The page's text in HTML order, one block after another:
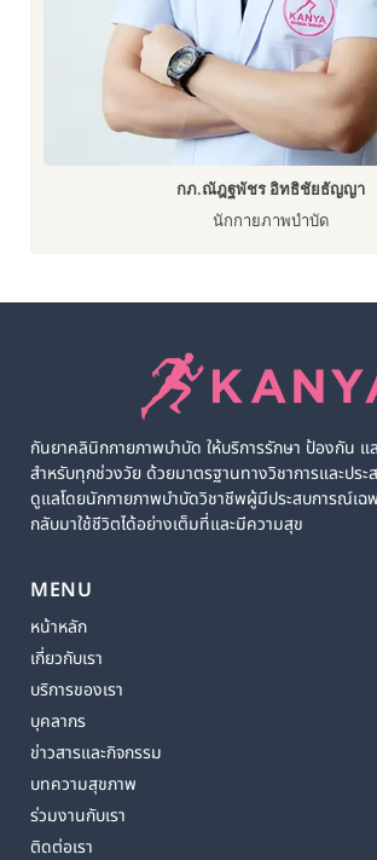
กภ.ณัฎฐพัชร อิทธิชัยธัญญา
นักกายภาพบำบัด
กันยาคลินิกกายภาพบำบัด ให้บริการรักษา ป้องกัน แ
สำหรับทุกช่วงวัย ด้วยมาตรฐานทางวิชาการและปร
ดูแลโดยนักกายภาพบำบัดวิชาชีพผู้มีประสบการณ์เฉ
กลับมาใช้ชีวิตได้อย่างเต็มที่และมีความสุข
MENU
หน้าหลัก
เกี่ยวกับเรา
บริการของเรา
บุคลากร
ข่าวสารและกิจกรรม
บทความสุขภาพ
ร่วมงานกับเรา
ติดต่อเรา